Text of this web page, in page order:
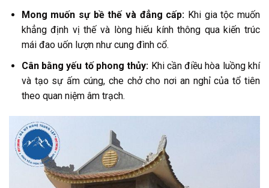
Mong muốn sự bề thế và đẳng cấp: Khi gia tộc muốn
khẳng định vị thế và lòng hiếu kính thông qua kiến trúc
mái đao uốn lượn như cung đình cổ.
Cân bằng yếu tố phong thủy: Khi cần điều hòa luồng khí
và tạo sự ấm cúng, che chở cho nơi an nghỉ của tổ tiên
theo quan niệm âm trạch.